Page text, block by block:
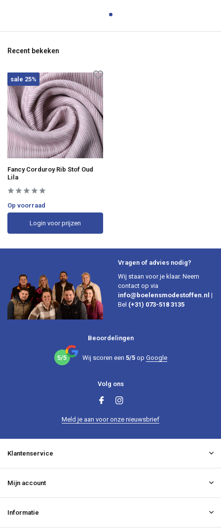
Recent bekeken
sale 25%
Fancy Corduroy Rib Stof Oud
Lila
Op voorraad
Login voor prijzen
Vragen of advies nodig?
Wij staan voor je klaar. Neem
contact op via
info@boelensmodestoffen.nl |
Bel (+31) 073-518 3135
Beoordelingen
5/5 Wij scoren een 5/5op Google
Volg ons
Meld je aan voor onze nieuwsbrief
Klantenservice
Mijn account
Informatie